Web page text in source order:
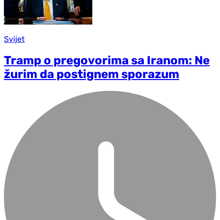
Svijet
Tramp o pregovorima sa Iranom: Ne
žurim da postignem sporazum